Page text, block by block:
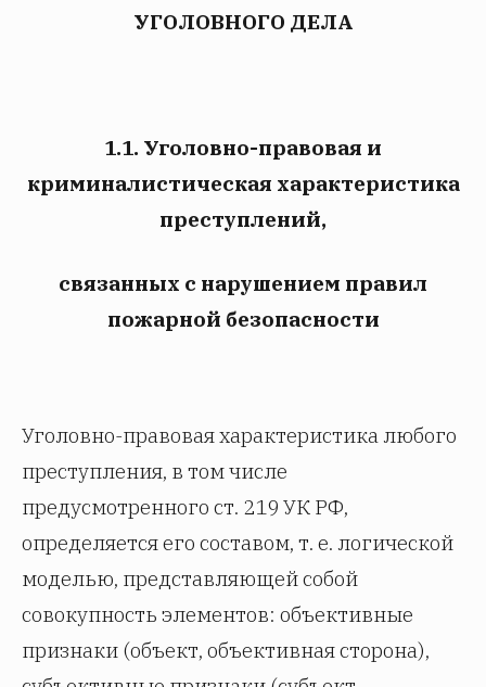
УГОЛОВНОГО ДЕЛА
1.1. Уголовно-правовая и
криминалистическая характеристика
преступлений,
связанных с нарушением правил
пожарной безопасности
Уголовно-правовая характеристика любого
преступления, в том числе
предусмотренного ст. 219 УК РФ,
определяется его составом, т. е. логической
моделью, представляющей собой
совокупность элементов: объективные
признаки (объект, объективная сторона),